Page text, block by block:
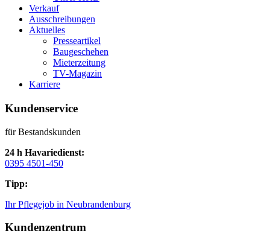
Verkauf
Ausschreibungen
Aktuelles
Presseartikel
Baugeschehen
Mieterzeitung
TV-Magazin
Karriere
Kundenservice
für Bestandskunden
24 h Havariedienst:
0395 4501-450
Tipp:
Ihr Pflegejob in Neubrandenburg
Kundenzentrum